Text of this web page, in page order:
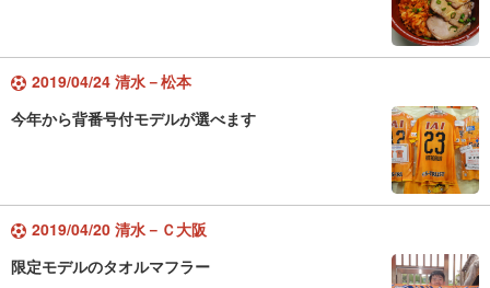
2019/04/24 清水－松本
今年から背番号付モデルが選べます
2019/04/20 清水－Ｃ大阪
限定モデルのタオルマフラー